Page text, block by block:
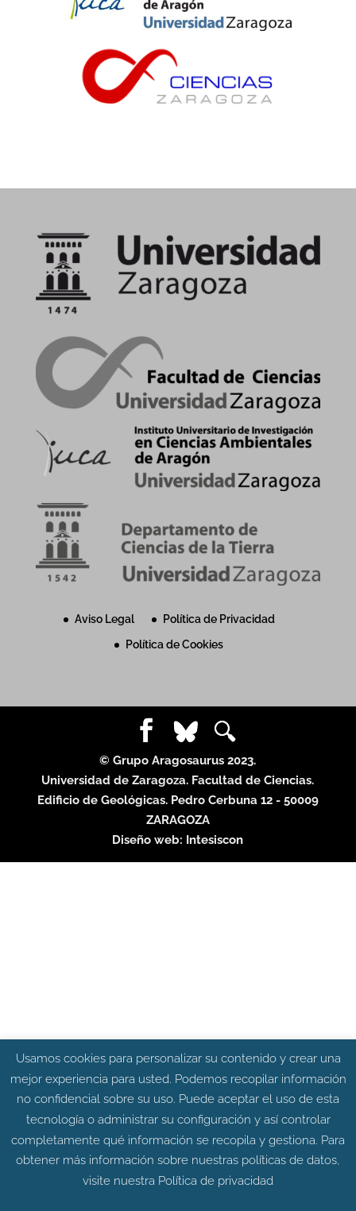
Aviso Legal
Política de Privacidad
Política de Cookies
© Grupo Aragosaurus 2023.
Universidad de Zaragoza. Facultad de Ciencias.
Edificio de Geológicas. Pedro Cerbuna 12 - 50009
ZARAGOZA
Diseño web: Intesiscon
Usamos cookies para personalizar su contenido y crear una
mejor experiencia para usted. Podemos recopilar información
no confidencial sobre su uso. Puede aceptar el uso de esta
tecnología o administrar su configuración y así controlar
completamente qué información se recopila y gestiona. Para
obtener más información sobre nuestras políticas de datos,
visite nuestra Política de privacidad